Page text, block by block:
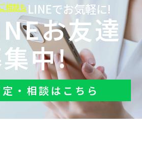
相談も LINEでお気軽に!
お友達
中!
・相談はこちら